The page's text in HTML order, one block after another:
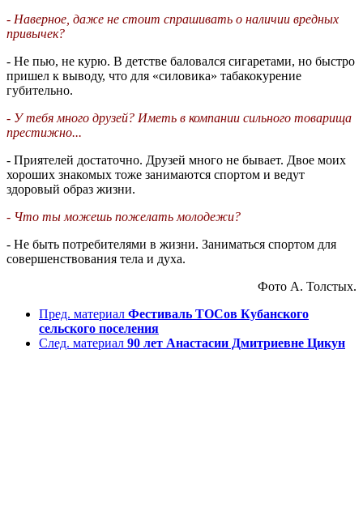
- Наверное, даже не стоит спрашивать о наличии вредных
привычек?
- Не пью, не курю. В детстве баловался сигаретами, но быстро
пришел к выводу, что для «силовика» табакокурение
губительно.
- У тебя много друзей? Иметь в компании сильного товарища
престижно...
- Приятелей достаточно. Друзей много не бывает. Двое моих
хороших знакомых тоже занимаются спортом и ведут
здоровый образ жизни.
- Что ты можешь пожелать молодежи?
- Не быть потребителями в жизни. Заниматься спортом для
совершенствования тела и духа.
Фото А. Толстых.
Пред. материал Фестиваль ТОСов Кубанского
сельского поселения
След. материал 90 лет Анастасии Дмитриевне Цикун